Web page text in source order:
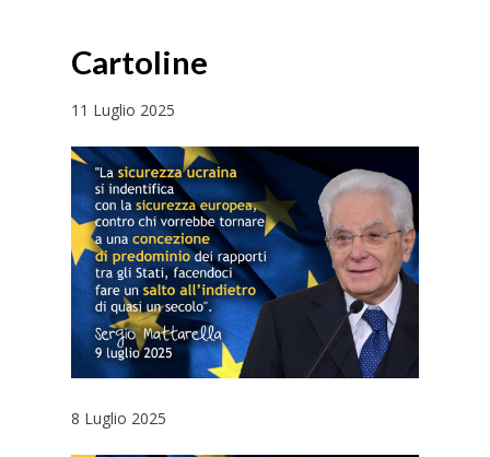
Cartoline
11 Luglio 2025
8 Luglio 2025